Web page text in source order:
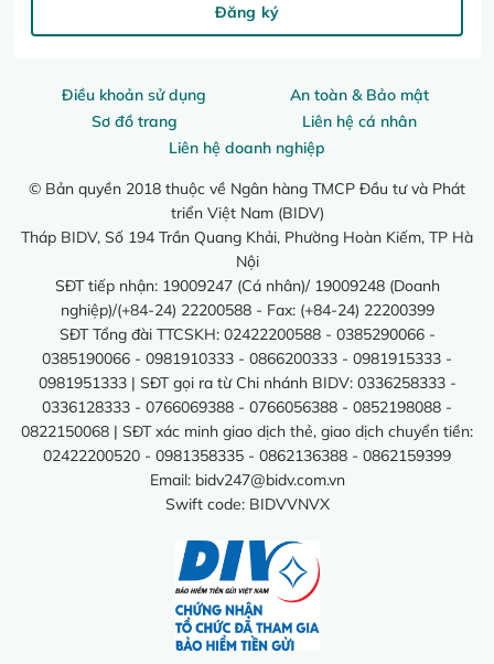
Điều khoản sử dụng
An toàn & Bảo mật
Sơ đồ trang
Liên hệ cá nhân
Liên hệ doanh nghiệp
© Bản quyền 2018 thuộc về Ngân hàng TMCP Đầu tư và Phát
triển Việt Nam (BIDV)
Tháp BIDV, Số 194 Trần Quang Khải, Phường Hoàn Kiếm, TP Hà
Nội
SĐT tiếp nhận: 19009247 (Cá nhân)/ 19009248 (Doanh
nghiệp)/(+84-24) 22200588 - Fax: (+84-24) 22200399
SĐT Tổng đài TTCSKH: 02422200588 - 0385290066 -
0385190066 - 0981910333 - 0866200333 - 0981915333 -
0981951333 | SĐT gọi ra từ Chi nhánh BIDV: 0336258333 -
0336128333 - 0766069388 - 0766056388 - 0852198088 -
0822150068 | SĐT xác minh giao dịch thẻ, giao dịch chuyển tiền:
02422200520 - 0981358335 - 0862136388 - 0862159399
Email: bidv247@bidv.com.vn
Swift code: BIDVVNVX
Đăng ký